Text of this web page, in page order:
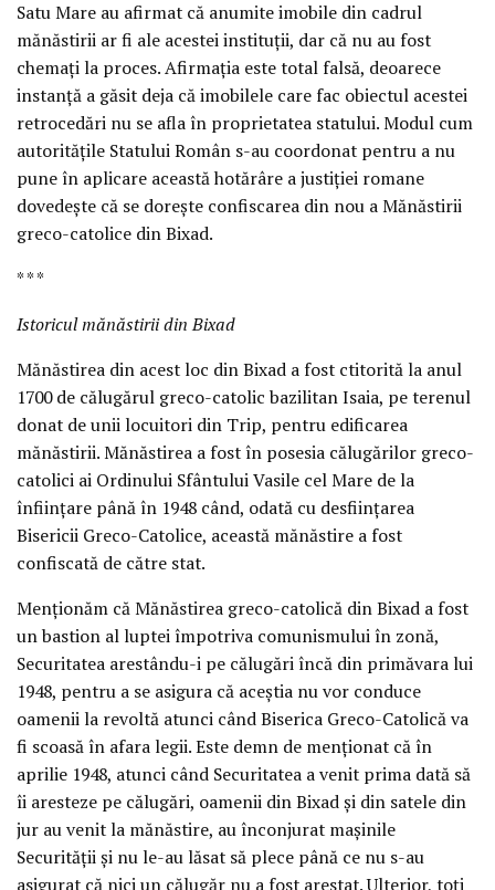
Satu Mare au afirmat că anumite imobile din cadrul
mănăstirii ar fi ale acestei instituţii, dar că nu au fost
chemaţi la proces. Afirmaţia este total falsă, deoarece
instanţă a găsit deja că imobilele care fac obiectul acestei
retrocedări nu se afla în proprietatea statului. Modul cum
autorităţile Statului Român s-au coordonat pentru a nu
pune în aplicare această hotărâre a justiţiei romane
dovedeşte că se doreşte confiscarea din nou a Mănăstirii
greco-catolice din Bixad.
* * *
Istoricul mănăstirii din Bixad
Mănăstirea din acest loc din Bixad a fost ctitorită la anul
1700 de călugărul greco-catolic bazilitan Isaia, pe terenul
donat de unii locuitori din Trip, pentru edificarea
mănăstirii. Mănăstirea a fost în posesia călugărilor greco-
catolici ai Ordinului Sfântului Vasile cel Mare de la
înfiinţare până în 1948 când, odată cu desfiinţarea
Bisericii Greco-Catolice, această mănăstire a fost
confiscată de către stat.
Menţionăm că Mănăstirea greco-catolică din Bixad a fost
un bastion al luptei împotriva comunismului în zonă,
Securitatea arestându-i pe călugări încă din primăvara lui
1948, pentru a se asigura că aceştia nu vor conduce
oamenii la revoltă atunci când Biserica Greco-Catolică va
fi scoasă în afara legii. Este demn de menţionat că în
aprilie 1948, atunci când Securitatea a venit prima dată să
îi aresteze pe călugări, oamenii din Bixad şi din satele din
jur au venit la mănăstire, au înconjurat maşinile
Securităţii şi nu le-au lăsat să plece până ce nu s-au
asigurat că nici un călugăr nu a fost arestat. Ulterior, toţi